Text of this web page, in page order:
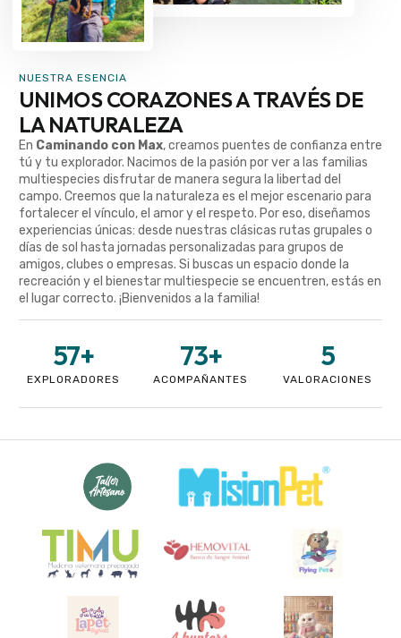
NUESTRA ESENCIA
UNIMOS CORAZONES A TRAVÉS DE
LA NATURALEZA
En Caminando con Max, creamos puentes de confianza entre
tú y tu explorador. Nacimos de la pasión por ver a las familias
multiespecies disfrutar de manera segura la libertad del
campo. Creemos que la naturaleza es el mejor escenario para
fortalecer el vínculo, el amor y el respeto. Por eso, diseñamos
experiencias únicas: desde nuestras clásicas rutas grupales o
días de sol hasta jornadas personalizadas para grupos de
amigos, clubes o empresas. Si buscas un espacio donde la
recreación y el bienestar multiespecie se encuentren, estás en
el lugar correcto. ¡Bienvenidos a la familia!
EXPLORADORES
57+
ACOMPAÑANTES
73+
VALORACIONES
5